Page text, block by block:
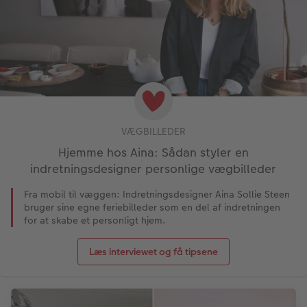
Talcollage
Inspiration
Gratis fotolagring
Tilbehør
Gratis fotolagring
VÆGBILLEDER
Hjemme hos Aina: Sådan styler en
indretningsdesigner personlige vægbilleder
Fra mobil til væggen: Indretningsdesigner Aina Sollie Steen
bruger sine egne feriebilleder som en del af indretningen
for at skabe et personligt hjem.
Læs interviewet og få tipsene